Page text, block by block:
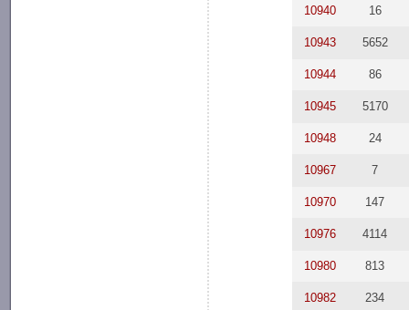
10940 16
10943 5652
10944 86
10945 5170
10948 24
10967 7
10970 147
10976 4114
10980 813
10982 234